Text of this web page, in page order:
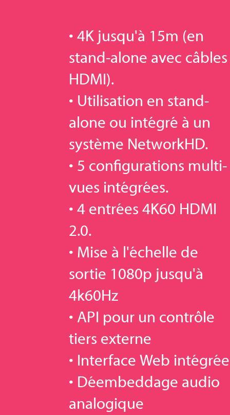
• 4K jusqu'à 15m (en
stand-alone avec câbles
HDMI).
• Utilisation en stand-
alone ou intégré à un
système NetworkHD.
• 5 configurations multi-
vues intégrées.
• 4 entrées 4K60 HDMI
2.0.
• Mise à l'échelle de
sortie 1080p jusqu'à
4k60Hz
• API pour un contrôle
tiers externe
• Interface Web intégrée
• Déembeddage audio
analogique